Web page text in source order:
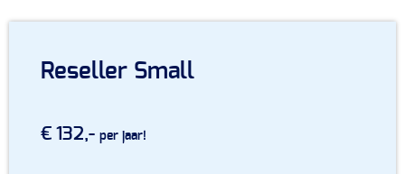
Reseller Small
€ 132,- per jaar!